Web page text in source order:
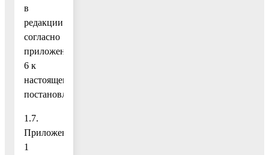
в
редакции
согласно
приложению
6 к
настоящему
постановлению;
1.7.
Приложение
1